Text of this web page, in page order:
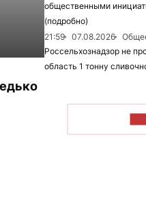
общественными
(подробно)
21:59
07.08.2026
Россельхознадзор не
область 1 тонну